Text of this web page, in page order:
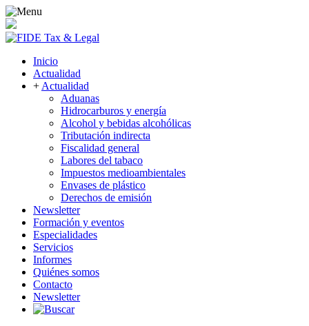
Inicio
Actualidad
+ Actualidad
Aduanas
Hidrocarburos y energía
Alcohol y bebidas alcohólicas
Tributación indirecta
Fiscalidad general
Labores del tabaco
Impuestos medioambientales
Envases de plástico
Derechos de emisión
Newsletter
Formación y eventos
Especialidades
Servicios
Informes
Quiénes somos
Contacto
Newsletter